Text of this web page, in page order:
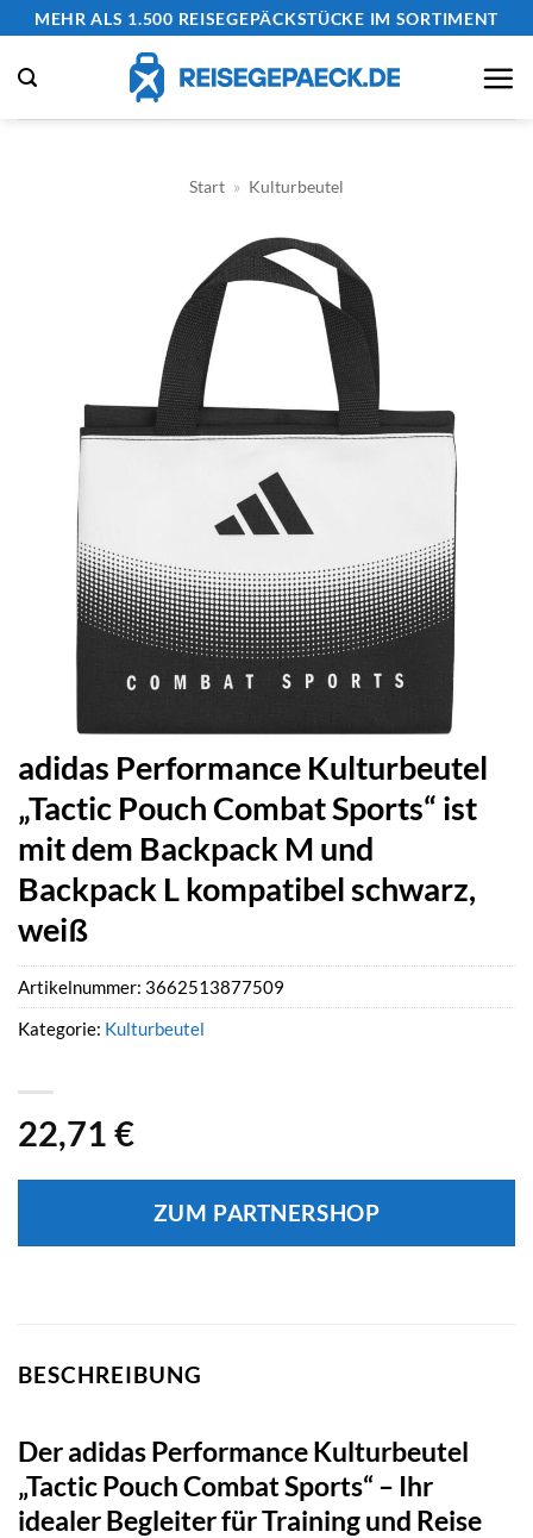
Zum
springen
MEHR ALS 1.500 REISEGEPÄCKSTÜCKE IM SORTIMENT
Start » Kulturbeutel
adidas Performance Kulturbeutel
„Tactic Pouch Combat Sports“ ist
mit dem Backpack M und
Backpack L kompatibel schwarz,
weiß
22,71 €
ZUM PARTNERSHOP
Artikelnummer: 3662513877509
Kategorie: Kulturbeutel
BESCHREIBUNG
Der adidas Performance Kulturbeutel
„Tactic Pouch Combat Sports“ – Ihr
idealer Begleiter für Training und Reise